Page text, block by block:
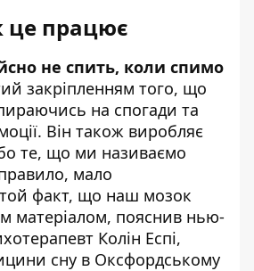
це працює
не спить, коли спимо
закріпленням того, що
на спогади та
Він також виробляє
те, що ми називаємо
мало
факт, що наш мозок
матеріалом, пояснив нью-
Колін Еспі,
сну в Оксфордському